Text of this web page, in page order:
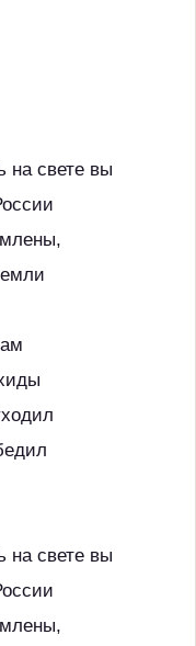
на свете вы
на свете вы